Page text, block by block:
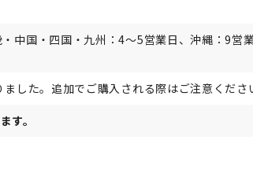
中国・四国・九州：4～5営業日、沖縄：9営
した。追加でご購入される際はご注意くださ
す。